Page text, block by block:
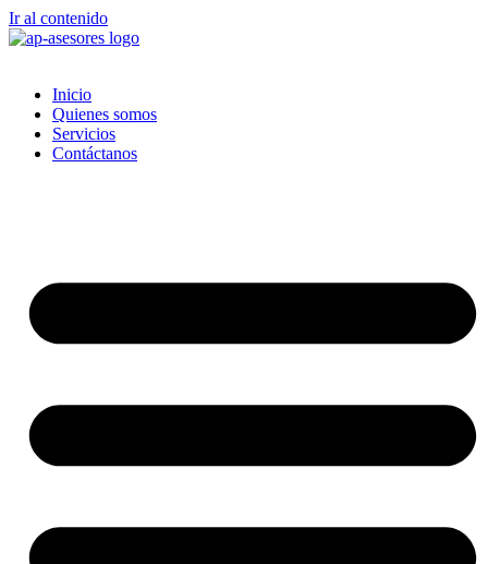
Ir al contenido
Inicio
Quienes somos
Servicios
Contáctanos